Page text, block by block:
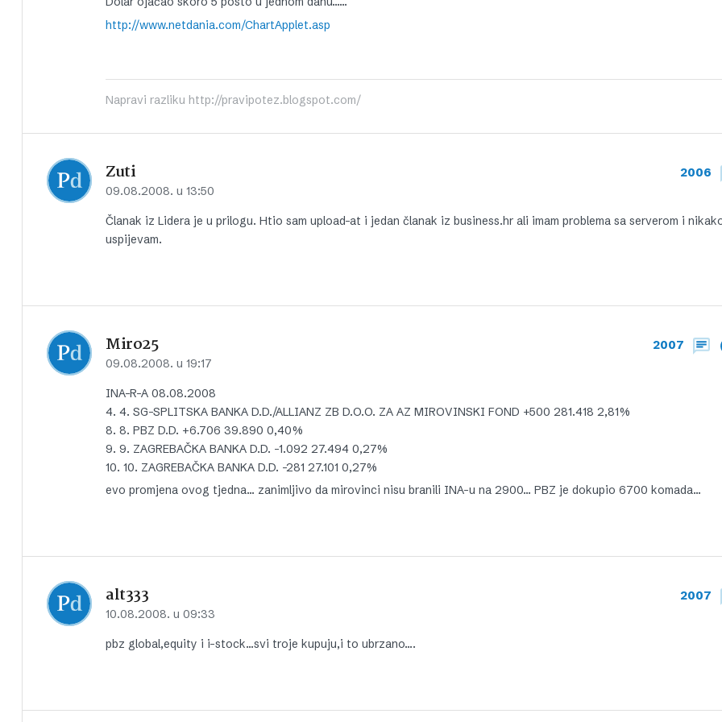
http://www.netdania.com/ChartApplet.asp
Napravi razliku http://pravipotez.blogspot.com/
Zuti
09.08.2008. u 13:50
2006
Članak iz Lidera je u prilogu. Htio sam upload-at i jedan članak iz business.hr ali imam problema sa serverom i
uspijevam.
Miro25
09.08.2008. u 19:17
2007
INA-R-A 08.08.2008
4. 4. SG-SPLITSKA BANKA D.D./ALLIANZ ZB D.O.O. ZA AZ MIROVINSKI FOND +500 281.418 2,81%
8. 8. PBZ D.D. +6.706 39.890 0,40%
9. 9. ZAGREBAČKA BANKA D.D. -1.092 27.494 0,27%
10. 10. ZAGREBAČKA BANKA D.D. -281 27.101 0,27%
evo promjena ovog tjedna… zanimljivo da mirovinci nisu branili INA-u na 2900… PBZ je dokupio 6700 komada…
alt333
10.08.2008. u 09:33
2007
pbz global,equity i i-stock…svi troje kupuju,i to ubrzano….